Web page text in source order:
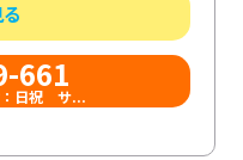
661
日祝 サ...